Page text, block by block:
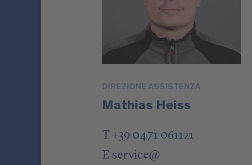
DIREZIONE ASSISTENZA
Mathias Heiss
T +39 0471 061121
E service@